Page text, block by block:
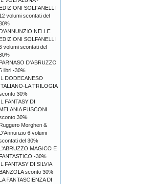
EDIZIONI SOLFANELLI
12 volumi scontati del
D'ANNUNZIO NELLE
EDIZIONI SOLFANELLI
volumi scontati del
PARNASO D'ABRUZZO
libri -30%
IL DODECANESO
ITALIANO-LA TRILOGIA
30%
IL FANTASY DI
MELANIA FUSCONI
30%
Ruggero Morghen &
D’Annunzio 6 volumi
del 30%
L’ABRUZZO MAGICO E
FANTASTICO -30%
IL FANTASY DI SILVIA
BANZOLA sconto 30%
LA FANTASCIENZA DI